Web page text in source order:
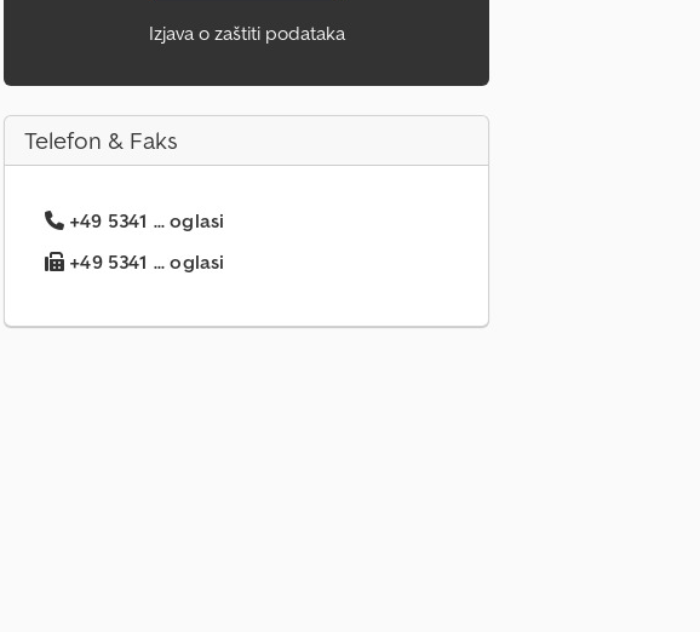
Izjava o zaštiti podataka
Telefon & Faks
+49 5341 ... oglasi
+49 5341 ... oglasi